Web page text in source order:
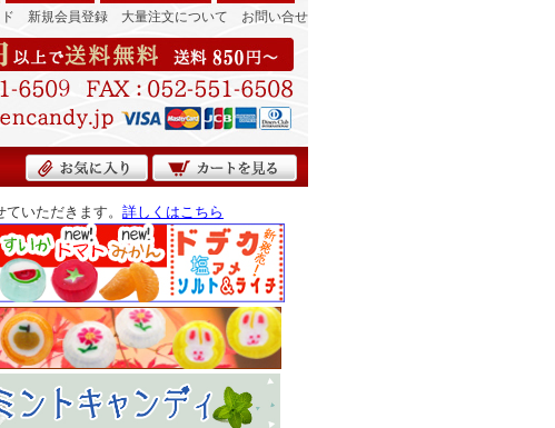
新規会員登録 大量注文について お問い合せ
ていただきます。 詳しくはこちら